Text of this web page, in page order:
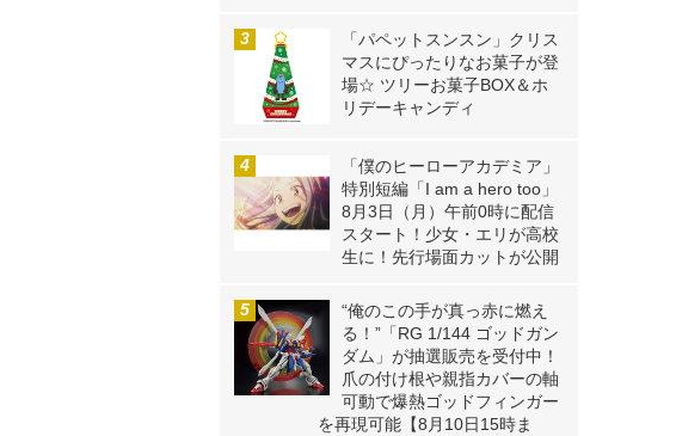
「パペットスンスン」クリス
マスにぴったりなお菓子が登
場☆ ツリーお菓子BOX＆ホ
リデーキャンディ
「僕のヒーローアカデミア」
特別短編「I am a hero too」
8月3日（月）午前0時に配信
スタート！少女・エリが高校
生に！先行場面カットが公開
“俺のこの手が真っ赤に燃え
る！”「RG 1/144 ゴッドガン
ダム」が抽選販売を受付中！
爪の付け根や親指カバーの軸
可動で爆熱ゴッドフィンガー
を再現可能【8月10日15時ま